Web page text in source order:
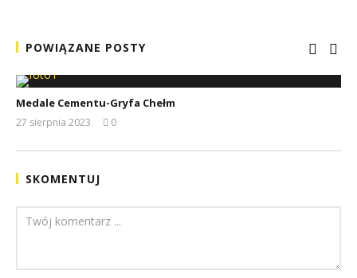
POWIĄZANE POSTY
Medale Cementu-Gryfa Chełm
27 sierpnia 2023
0
SKOMENTUJ